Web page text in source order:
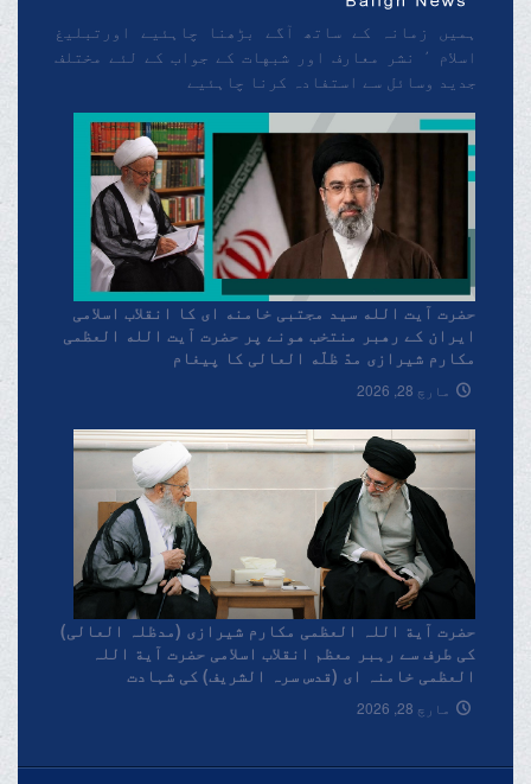
ہمیں زمانہ کے ساتھ آگے بڑھنا چاہئیے اورتبلیغ
اسلام ٬ نشر معارف اور شبهات کے جواب کے لئے مختلف
جدید وسائل سے استفادہ کرنا چاہئیے
حضرت آیت الله سید مجتبی خامنه ای کا انقلاب اسلامی
ایران کے رهبر منتخب هونے پر حضرت آیت الله العظمی
مکارم شیرازی مدّ ظلّه العالی کا پیغام
مارچ 28, 2026
حضرت آیة اللہ العظمی مکارم شیرازی (مدظلہ العالی)
کی طرف سے رہبر معظم انقلاب اسلامی حضرت آیة اللہ
العظمی خامنہ ای (قدس سرہ الشریف) کی شہادت
پرتعزیتی پیغام۔
مارچ 28, 2026